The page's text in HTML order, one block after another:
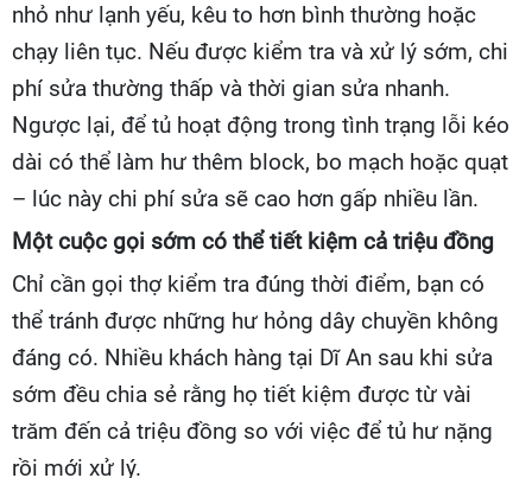
nhỏ như lạnh yếu, kêu to hơn bình thường hoặc
chạy liên tục. Nếu được kiểm tra và xử lý sớm, chi
phí sửa thường thấp và thời gian sửa nhanh.
Ngược lại, để tủ hoạt động trong tình trạng lỗi kéo
dài có thể làm hư thêm block, bo mạch hoặc quạt
– lúc này chi phí sửa sẽ cao hơn gấp nhiều lần.
Một cuộc gọi sớm có thể tiết kiệm cả triệu đồng
Chỉ cần gọi thợ kiểm tra đúng thời điểm, bạn có
thể tránh được những hư hỏng dây chuyền không
đáng có. Nhiều khách hàng tại Dĩ An sau khi sửa
sớm đều chia sẻ rằng họ tiết kiệm được từ vài
trăm đến cả triệu đồng so với việc để tủ hư nặng
rồi mới xử lý.